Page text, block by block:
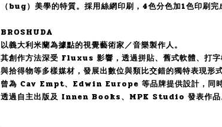
（bug）美學的特質。採用絲網印刷，4色分色加1色印刷完
BROSHUDA
以義大利米蘭為據點的視覺藝術家／音樂製作人。
其創作方法深受 Fluxus 影響，透過拼貼、舊式軟體、打字
與拾得物等多樣媒材，發展出數位與類比交錯的獨特表現形式
曾為 Cav Empt、Edwin Europe 等品牌提供設計，同
透過自主出版及 Innen Books、MPK Studio 發表作品